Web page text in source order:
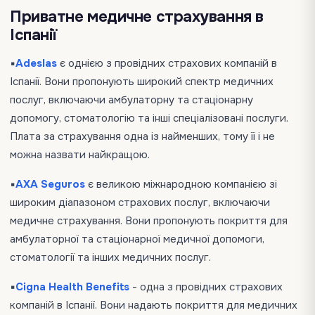
Приватне медичне страхування в
Іспанії
▪️Adeslas є однією з провідних страхових компаній в
Іспанії. Вони пропонують широкий спектр медичних
послуг, включаючи амбулаторну та стаціонарну
допомогу, стоматологію та інші спеціалізовані послуги.
Плата за страхування одна із найменших, тому її і не
можна назвати найкращою.
▪️AXA Seguros є великою міжнародною компанією зі
широким діапазоном страхових послуг, включаючи
медичне страхування. Вони пропонують покриття для
амбулаторної та стаціонарної медичної допомоги,
стоматології та інших медичних послуг.
▪️Сigna Health Benefits - одна з провідних страхових
компаній в Іспанії. Вони надають покриття для медичних